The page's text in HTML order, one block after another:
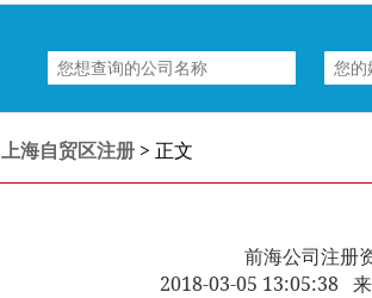
上海自贸区注册 > 正文
前海公司注册
2018-03-05 13:05:38